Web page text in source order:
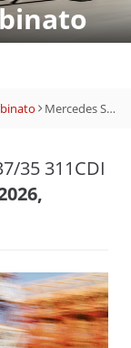
Mercedes Sprinter 37/35 311CDI RWD DC Cabinato
35 311CDI